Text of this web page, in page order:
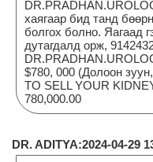
хаягаар бид танд
болгох болно. Яагаад
дутагдалд орж,
$780, 000 (Долоон
TO SELL YOUR
780,000.00
DR. ADITYA:2024-04-29